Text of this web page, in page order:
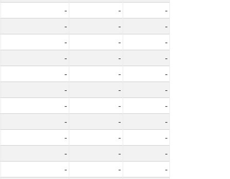
- -
-
- -
-
- -
-
- -
-
- -
-
- -
-
- -
-
- -
-
- -
-
- -
-
- -
-